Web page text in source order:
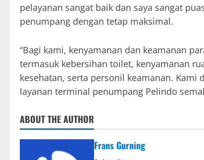
pelayanan sangat baik dan saya sangat
penumpang dengan tetap maksimal.
“Bagi kami, kenyamanan dan keamanan
termasuk kebersihan toilet, kenyamanan
kesehatan, serta personil keamanan. Kami
layanan terminal penumpang Pelindo
ABOUT THE AUTHOR
Frans Gurning